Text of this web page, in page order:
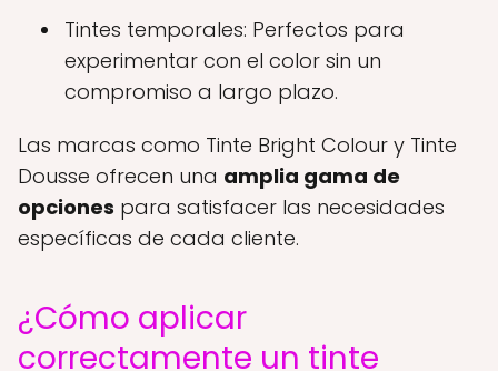
Tintes temporales: Perfectos para
experimentar con el color sin un
compromiso a largo plazo.
Las marcas como Tinte Bright Colour y Tinte
Dousse ofrecen una amplia gama de
opciones para satisfacer las necesidades
específicas de cada cliente.
¿Cómo aplicar
correctamente un tinte